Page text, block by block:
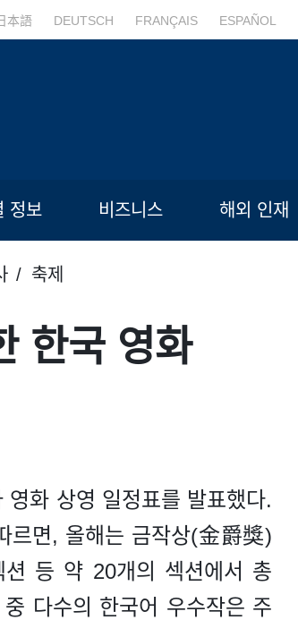
本語 DEUTSCH FRANÇAIS ESPAÑOL
정보 비즈니스 해외 인재
축제
한국 영화
화 상영 일정표를 발표했다.
르면, 올해는 금작상(金爵獎)
등 약 20개의 섹션에서 총
다수의 한국어 우수작은 주